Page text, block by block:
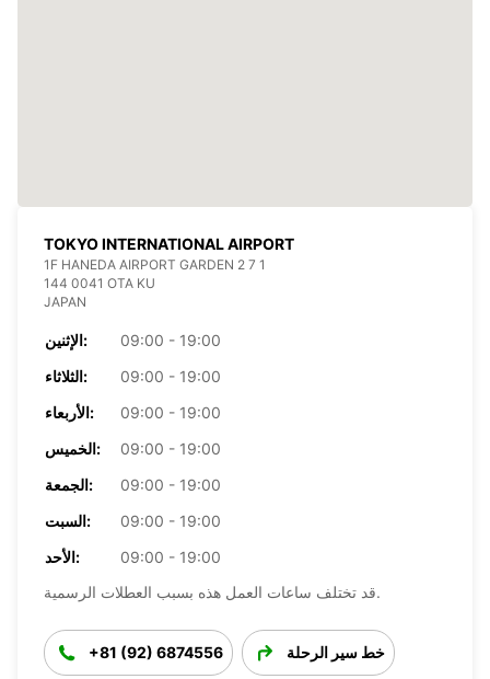
TOKYO INTERNATIONAL AIRPORT
1F HANEDA AIRPORT GARDEN 2 7 1
144 0041 OTA KU
JAPAN
الإثنين:
09:00 - 19:00
الثلاثاء:
09:00 - 19:00
الأربعاء:
09:00 - 19:00
الخميس:
09:00 - 19:00
الجمعة:
09:00 - 19:00
السبت:
09:00 - 19:00
الأحد:
09:00 - 19:00
قد تختلف ساعات العمل هذه بسبب العطلات الرسمية.
+81 (92) 6874556 خط سير الرحلة